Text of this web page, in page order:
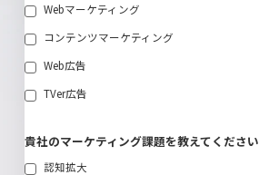
Webマーケティング
コンテンツマーケティング
Web広告
TVer広告
貴社のマーケティング課題を教えてください
認知拡大